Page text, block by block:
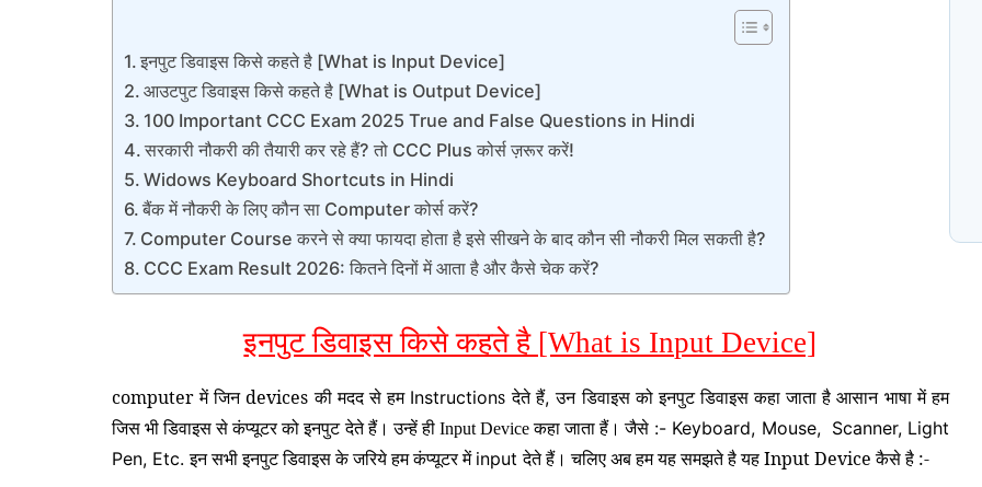
इनपुट डिवाइस किसे कहते है [What is Input Device]
आउटपुट डिवाइस किसे कहते है [What is Output Device]
100 Important CCC Exam 2025 True and False Questions in Hindi
सरकारी नौकरी की तैयारी कर रहे हैं? तो CCC Plus कोर्स ज़रूर करें!
Widows Keyboard Shortcuts in Hindi
बैंक में नौकरी के लिए कौन सा Computer कोर्स करें?
Computer Course करने से क्या फायदा होता है इसे सीखने के बाद कौन सी नौकरी मिल सकती है?
CCC Exam Result 2026: कितने दिनों में आता है और कैसे चेक करें?
इनपुट डिवाइस किसे कहते है [What is Input Device]
computer में जिन devices की मदद से हम Instructions देते हैं,उन डिवाइस को इनपुट डिवाइस कहा जाता है आसान भाषा में हम
जिस भी डिवाइस से कंप्यूटर को इनपुट देते हैं। उन्हें ही Input Deviceकहा जाता हैं। जैसे :- Keyboard, Mouse, Scanner, Light
Pen, Etc.इन सभी इनपुट डिवाइस के जरिये हम कंप्यूटर में inputदेते हैं। चलिए अब हम यह समझते है यह Input Device कैसे है :-